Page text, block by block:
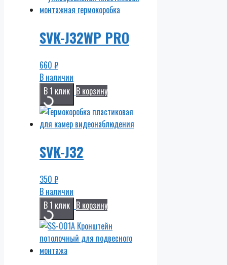
SVK-J32WP PRO
660 ₽
В наличии
В 1 клик В корзину
SVK-J32
350 ₽
В наличии
В 1 клик В корзину